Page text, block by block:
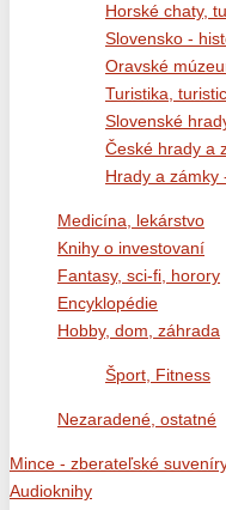
Horské chaty,
Slovensko -
Oravské
Turistika,
Slovenské
České hrady a
Hrady a zámky
Medicína, lekárstvo
Knihy o investovaní
Fantasy, sci-fi, horory
Encyklopédie
Hobby, dom, záhrada
Šport, Fitness
Nezaradené, ostatné
Mince - zberateľské
Audioknihy